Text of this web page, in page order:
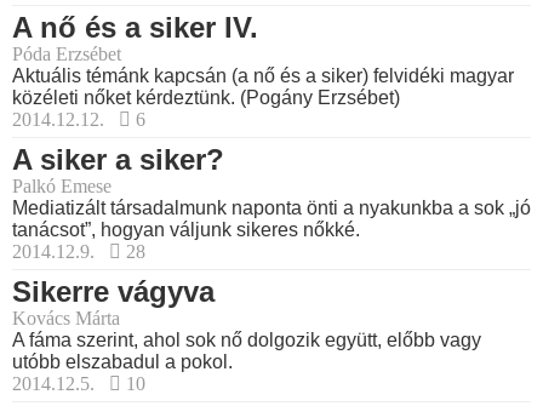
A nő és a siker IV.
Póda Erzsébet
Aktuális témánk kapcsán (a nő és a siker) felvidéki magyar
közéleti nőket kérdeztünk. (Pogány Erzsébet)
2014.12.12.
6
A siker a siker?
Palkó Emese
Mediatizált társadalmunk naponta önti a nyakunkba a sok „jó
tanácsot”, hogyan váljunk sikeres nőkké.
2014.12.9.
28
Sikerre vágyva
Kovács Márta
A fáma szerint, ahol sok nő dolgozik együtt, előbb vagy
utóbb elszabadul a pokol.
2014.12.5.
10